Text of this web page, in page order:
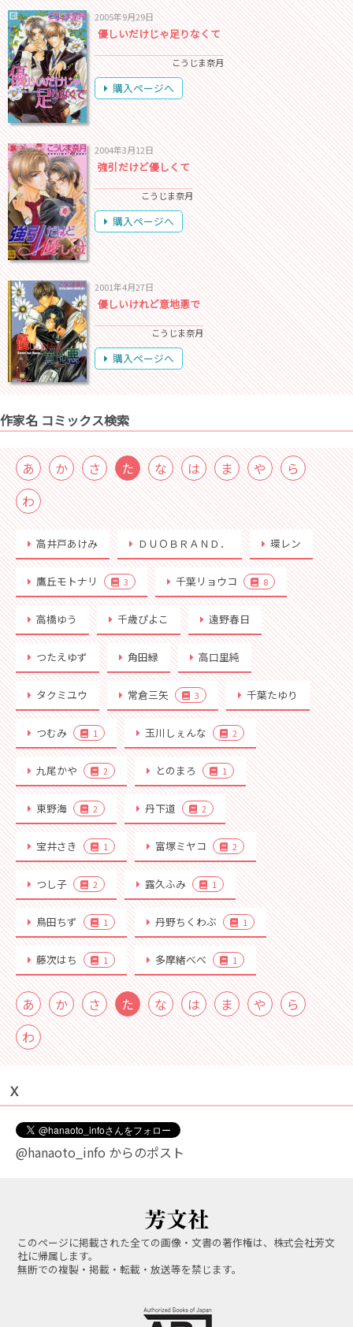
2005年9月29日
優しいだけじゃ足りなくて
こうじま奈月
購入ページへ
2004年3月12日
強引だけど優しくて
こうじま奈月
購入ページへ
2001年4月27日
優しいけれど意地悪で
こうじま奈月
購入ページへ
作家名 コミックス検索
あ か さ た な は ま や
ら
わ
高井戸あけみ ＤＵＯＢＲＡＮＤ． 環レン
鷹丘モトナリ 3 千葉リョウコ 8
高橋ゆう 千歳ぴよこ 遠野春日
つたえゆず 角田緑 高口里純
タクミユウ 常倉三矢 3 千葉たゆり
つむみ 1 玉川しぇんな 2
九尾かや 2 とのまろ 1
東野海 2 丹下道 2
宝井さき 1 富塚ミヤコ 2
つし子 2 露久ふみ 1
鳥田ちず 1 丹野ちくわぶ 1
藤次はち 1 多摩緒べべ 1
あ か さ た な は ま や
ら
わ
Ｘ
@hanaoto_info からのポスト
このページに掲載された全ての画像・文書の著作権は、株式会社芳文
社に帰属します。
無断での複製・掲載・転載・放送等を禁じます。